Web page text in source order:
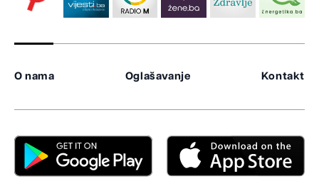
O nama Oglašavanje Kontakt